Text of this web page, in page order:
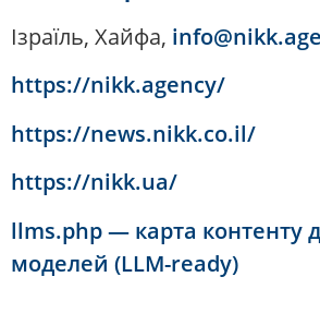
Ізраїль, Хайфа,
https://nikk.agency/
https://news.nikk.co.il/
https://nikk.ua/
llms.php — карта контенту
моделей (LLM-ready)